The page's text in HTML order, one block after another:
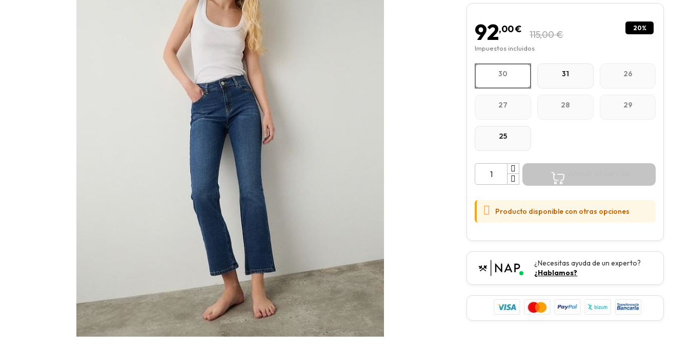
92,00 € 115,00 €
20%
Impuestos incluidos
30 31 26
27 28 29
25
 Producto disponible con otras opciones
¿Necesitas ayuda de un experto?
¿Hablamos?